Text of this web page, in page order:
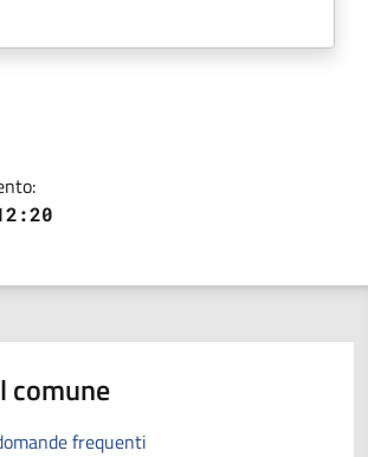
comune
frequenti